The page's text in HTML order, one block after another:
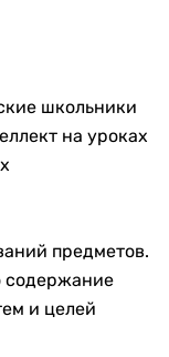
школьники
на уроках
предметов.
содержание
и целей